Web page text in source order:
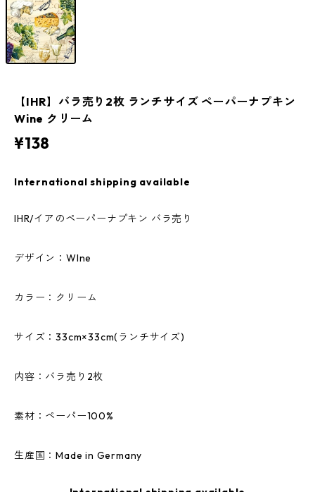
【IHR】バラ売り2枚 ランチサイズ ペーパーナプキン
Wine クリーム
¥138
International shipping available
IHR/イアのペーパーナプキン バラ売り
デザイン：WIne
カラー：クリーム
サイズ：33cm×33cm(ランチサイズ)
内容：バラ売り2枚
素材：ペーパー100%
生産国：Made in Germany